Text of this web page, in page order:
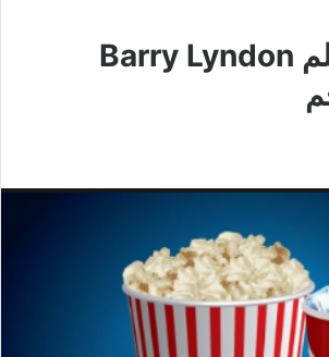
مشاهدة فيلم Barry Lyndon